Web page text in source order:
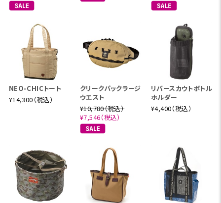
NEO-CHICトート
¥14,300（税込）
クリークパックラージ
ウエスト
¥10,780（税込）
¥7,546（税込）
リバースカウトボトル
ホルダー
¥4,400（税込）